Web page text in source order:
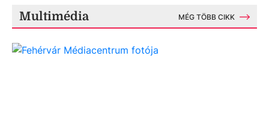
Multimédia MÉG TÖBB CIKK